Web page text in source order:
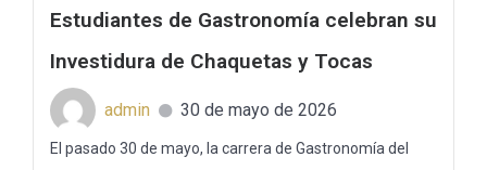
Estudiantes de Gastronomía celebran su
Investidura de Chaquetas y Tocas
admin 30 de mayo de 2026
El pasado 30 de mayo, la carrera de Gastronomía del